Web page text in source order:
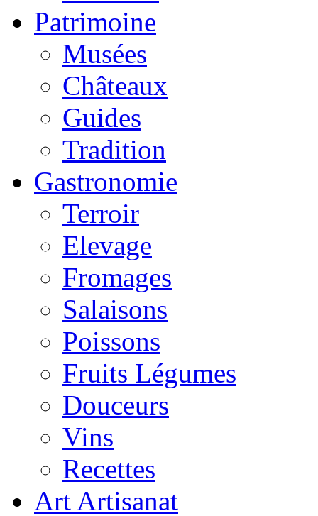
Patrimoine
Musées
Châteaux
Guides
Tradition
Gastronomie
Terroir
Elevage
Fromages
Salaisons
Poissons
Fruits Légumes
Douceurs
Vins
Recettes
Art Artisanat